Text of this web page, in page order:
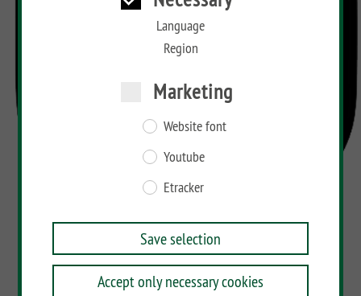
Language
Region
Marketing
Website font
Youtube
Etracker
Save selection
Accept only necessary cookies